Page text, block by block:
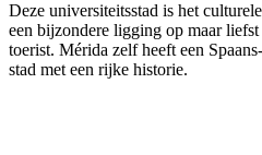
Deze universiteitsstad is het
een bijzondere ligging op maar
toerist. Mérida zelf heeft een
stad met een rijke historie.